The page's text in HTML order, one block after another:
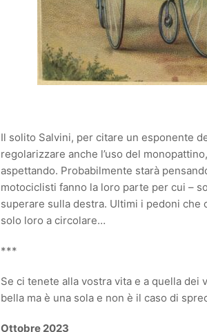
Il solito Salvini, per citare un esponente
regolarizzare anche l’uso del
aspettando. Probabilmente starà
motociclisti fanno la loro parte per cui –
superare sulla destra. Ultimi i pedoni
solo loro a circolare…
***
Se ci tenete alla vostra vita e a quella
bella ma è una sola e non è il caso di
Ottobre 2023